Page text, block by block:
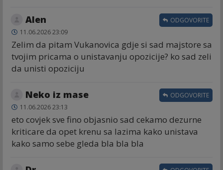
Alen
11.06.2026 23:09
Zelim da pitam Vukanovica gdje si sad majstore sa
tvojim pricama o unistavanju opozicije? ko sad zeli
da unisti opoziciju
ODGOVORITE
Neko iz mase
11.06.2026 23:13
eto covjek sve fino objasnio sad cekamo dezurne
kriticare da opet krenu sa lazima kako unistava
kako samo sebe gleda bla bla bla
ODGOVORITE